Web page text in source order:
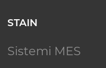
STAIN
Sistemi MES